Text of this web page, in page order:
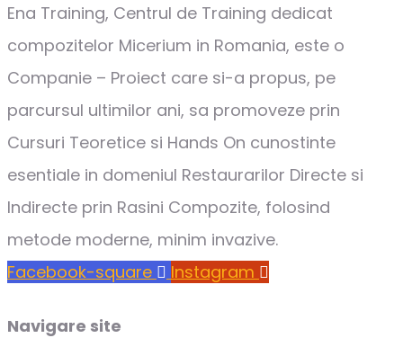
Ena Training, Centrul de Training dedicat
compozitelor Micerium in Romania, este o
Companie – Proiect care si-a propus, pe
parcursul ultimilor ani, sa promoveze prin
Cursuri Teoretice si Hands On cunostinte
esentiale in domeniul Restaurarilor Directe si
Indirecte prin Rasini Compozite, folosind
metode moderne, minim invazive.
Facebook-square
Instagram
Navigare site